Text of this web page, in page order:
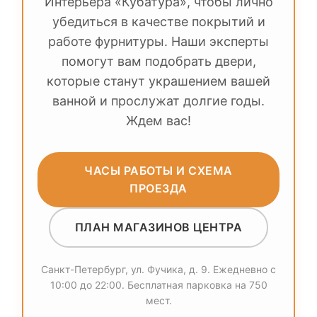
убедиться в качестве покрытий и
работе фурнитуры. Наши эксперты
помогут вам подобрать двери,
которые станут украшением вашей
ванной и прослужат долгие годы.
Ждем вас!
ЧАСЫ РАБОТЫ И СХЕМА
ПРОЕЗДА
ПЛАН МАГАЗИНОВ ЦЕНТРА
Санкт-Петербург, ул. Фучика, д. 9. Ежедневно с
10:00 до 22:00. Бесплатная парковка на 750
мест.